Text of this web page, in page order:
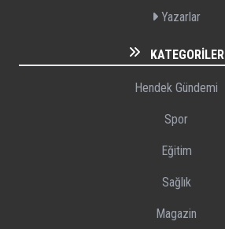
Yazarlar
KATEGORILER
Hendek Gündemi
Spor
Eğitim
Sağlık
Magazin